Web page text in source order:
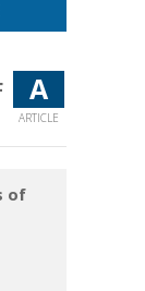
A
ARTICLE
of